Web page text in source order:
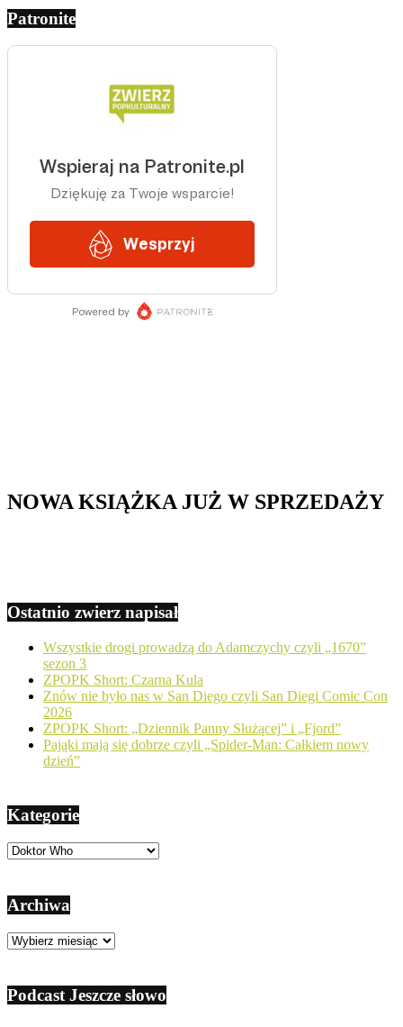
Patronite
NOWA KSIĄŻKA JUŻ W SPRZEDAŻY
Ostatnio zwierz napisał
Wszystkie drogi prowadzą do Adamczychy czyli „1670”
sezon 3
ZPOPK Short: Czarna Kula
Znów nie było nas w San Diego czyli San Diegi Comic Con
2026
ZPOPK Short: „Dziennik Panny Służącej” i „Fjord”
Pająki mają się dobrze czyli „Spider-Man: Całkiem nowy
dzień”
Kategorie
Kategorie
Archiwa
Archiwa
Podcast Jeszcze słowo